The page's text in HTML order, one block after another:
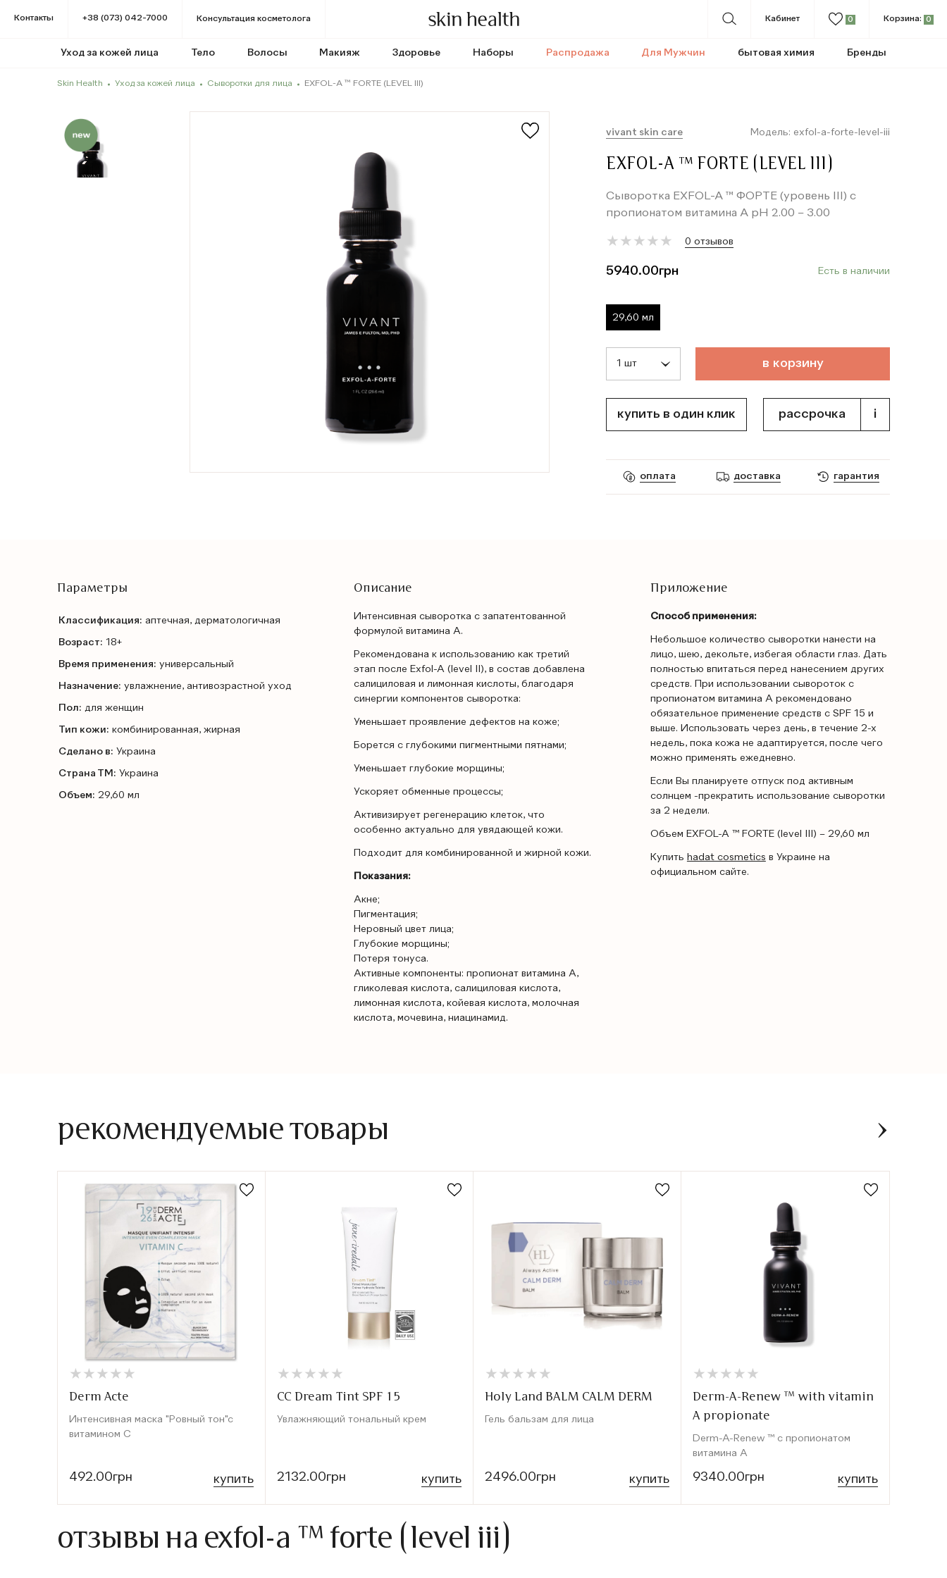
Контакты +38 (073) 042-7000 Консультация косметолога
Уход за кожей лица Тело Волосы Макияж Здоровье Наборы Распродажа Для Мужчин бытовая химия Бренды
Кабинет 0 Корзина: 0
Skin Health Уход за кожей лица Сыворотки для лица EXFOL-A ™ FORTE (LEVEL III)
vivant skin care Модель: exfol-a-forte-level-iii
EXFOL-A ™ FORTE (LEVEL III)
Сыворотка EXFOL-A ™ ФОРТЕ (уровень III) с
пропионатом витамина А рН 2.00 – 3.00
★
★ ★
★ ★
★ ★
★ ★
★ 0 отзывов
5940.00грн Есть в наличии
29,60 мл
в корзину
купить в один клик рассрочка i
оплата доставка гарантия
Параметры
Классификация: аптечная, дерматологичная
Возраст: 18+
Время применения: универсальный
Назначение: увлажнение, антивозрастной уход
Пол: для женщин
Тип кожи: комбинированная, жирная
Сделано в: Украина
Страна ТМ: Украина
Объем: 29,60 мл
Описание
Интенсивная сыворотка с запатентованной
формулой витамина А.
Рекомендована к использованию как третий
этап после Exfol-A (level II), в состав добавлена
салициловая и лимонная кислоты, благодаря
синергии компонентов сыворотка:
Уменьшает проявление дефектов на коже;
Борется с глубокими пигментными пятнами;
Уменьшает глубокие морщины;
Ускоряет обменные процессы;
Активизирует регенерацию клеток, что
особенно актуально для увядающей кожи.
Подходит для комбинированной и жирной кожи.
Показания:
Акне;
Пигментация;
Неровный цвет лица;
Глубокие морщины;
Потеря тонуса.
Активные компоненты: пропионат витамина А,
гликолевая кислота, салициловая кислота,
лимонная кислота, койевая кислота, молочная
кислота, мочевина, ниацинамид.
Приложение
Способ применения:
Небольшое количество сыворотки нанести на
лицо, шею, декольте, избегая области глаз. Дать
полностью впитаться перед нанесением других
средств. При использовании сывороток с
пропионатом витамина А рекомендовано
обязательное применение средств с SPF 15 и
выше. Использовать через день, в течение 2-х
недель, пока кожа не адаптируется, после чего
можно применять ежедневно.
Если Вы планируете отпуск под активным
солнцем -прекратить использование сыворотки
за 2 недели.
Объем EXFOL-A ™ FORTE (level III) – 29,60 мл
Купить hadat cosmetics в Украине на
официальном сайте.
рекомендуемые товары
★
★ ★
★ ★
★ ★
★ ★
★
Derm Acte
Интенсивная маска "Ровный тон"с
витамином С
492.00грн купить
★
★ ★
★ ★
★ ★
★ ★
★
CC Dream Tint SPF 15
Увлажняющий тональный крем
2132.00грн купить
★
★ ★
★ ★
★ ★
★ ★
★
Holy Land BALM CALM DERM
Гель бальзам для лица
2496.00грн купить
★
★ ★
★ ★
★ ★
★ ★
★
Derm-A-Renew ™ with vitamin
A propionate
Derm-A-Renew ™ с пропионатом
витамина А
9340.00грн купить
отзывы на exfol-a ™ forte (level iii)